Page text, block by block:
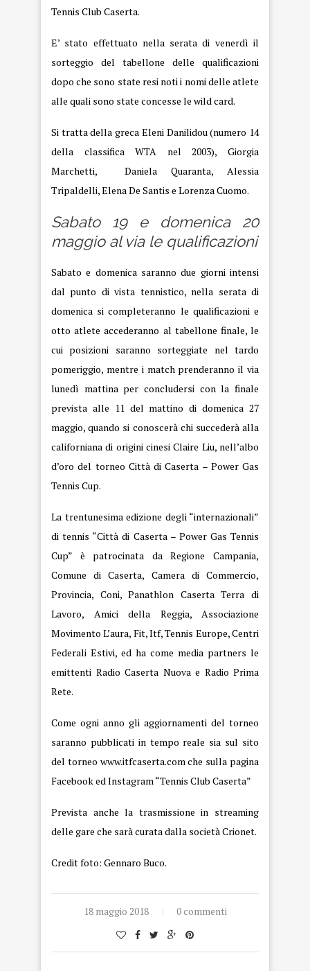
Tennis Club Caserta.
E’ stato effettuato nella serata di venerdì il
sorteggio del tabellone delle qualificazioni
dopo che sono state resi noti i nomi delle atlete
alle quali sono state concesse le wild card.
Si tratta della greca Eleni Danilidou (numero 14
della classifica WTA nel 2003), Giorgia
Marchetti, Daniela Quaranta, Alessia
Tripaldelli, Elena De Santis e Lorenza Cuomo.
Sabato 19 e domenica 20
maggio al via le qualificazioni
Sabato e domenica saranno due giorni intensi
dal punto di vista tennistico, nella serata di
domenica si completeranno le qualificazioni e
otto atlete accederanno al tabellone finale, le
cui posizioni saranno sorteggiate nel tardo
pomeriggio, mentre i match prenderanno il via
lunedì mattina per concludersi con la finale
prevista alle 11 del mattino di domenica 27
maggio, quando si conoscerà chi succederà alla
californiana di origini cinesi Claire Liu, nell’albo
d’oro del torneo Città di Caserta – Power Gas
Tennis Cup.
La trentunesima edizione degli “internazionali”
di tennis “Città di Caserta – Power Gas Tennis
Cup” è patrocinata da Regione Campania,
Comune di Caserta, Camera di Commercio,
Provincia, Coni, Panathlon Caserta Terra di
Lavoro, Amici della Reggia, Associazione
Movimento L’aura, Fit, Itf, Tennis Europe, Centri
Federali Estivi, ed ha come media partners le
emittenti Radio Caserta Nuova e Radio Prima
Rete.
Come ogni anno gli aggiornamenti del torneo
saranno pubblicati in tempo reale sia sul sito
del torneo www.itfcaserta.comche sulla pagina
Facebook ed Instagram “Tennis Club Caserta”
Prevista anche la trasmissione in streaming
delle gare che sarà curata dalla società Crionet.
Credit foto: Gennaro Buco.
18 maggio 2018 0 commenti